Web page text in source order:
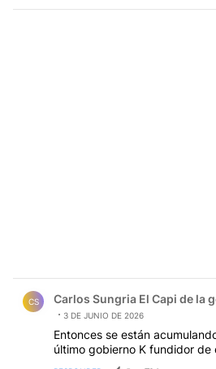
CS Carlos Sungria El Capi de la
3 DE JUNIO DE 2026
Entonces se están
último gobierno K fundidor de